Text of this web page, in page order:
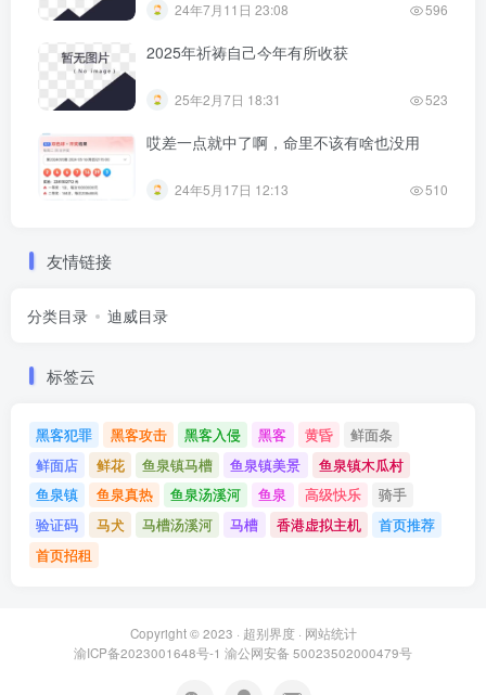
24年7月11日 23:08 596
2025年祈祷自己今年有所收获
25年2月7日 18:31 523
哎差一点就中了啊，命里不该有啥也没用
24年5月17日 12:13 510
友情链接
分类目录 迪威目录
标签云
黑客犯罪 黑客攻击 黑客入侵 黑客 黄昏
鲜面条
鲜面店
鲜花 鱼泉镇马槽 鱼泉镇美景
鱼泉镇木瓜村
鱼泉镇
鱼泉真热 鱼泉汤溪河 鱼泉 高级快乐
骑手
验证码
马犬 马槽汤溪河 马槽 香港虚拟主机
首页推荐
首页招租
Copyright © 2023 · 超别界度· 网站统计
渝ICP备2023001648号-1 渝公网安备 50023502000479号